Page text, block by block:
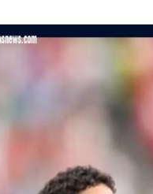
مواطني المجاز
هو الذى ينعكس على